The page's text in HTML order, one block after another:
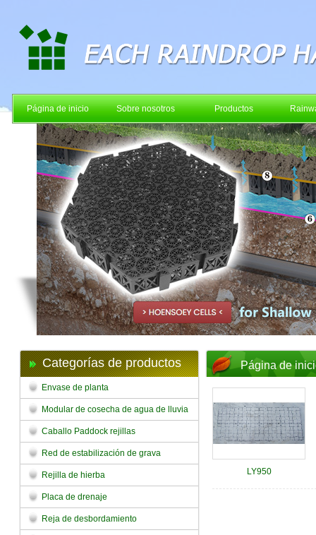
Página de inicio Sobre nosotros Productos
Categorías de productos
Envase de planta
Modular de cosecha de agua de lluvia
Caballo Paddock rejillas
Red de estabilización de grava
Rejilla de hierba
Placa de drenaje
Reja de desbordamiento
Página de
LY950